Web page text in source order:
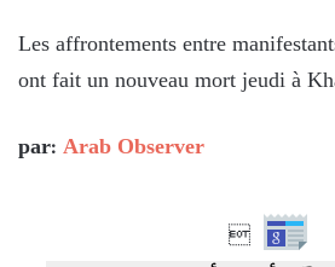
Les affrontements entre
ont fait un nouveau mort jeudi à
par: Arab Observer
